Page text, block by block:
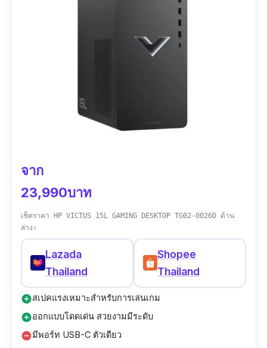
จาก
23,990บาท
เช็คราคา HP VICTUS 15L GAMING DESKTOP TG02-0026D ด้าน
ล่าง:
Lazada
Thailand
Shopee
Thailand
add_circleสเปคแรงเหมาะสำหรับการเล่นเกม
add_circleออกแบบโดดเด่น สวยงามมีระดับ
remove_circleมีพอร์ท USB-C ตัวเดียว